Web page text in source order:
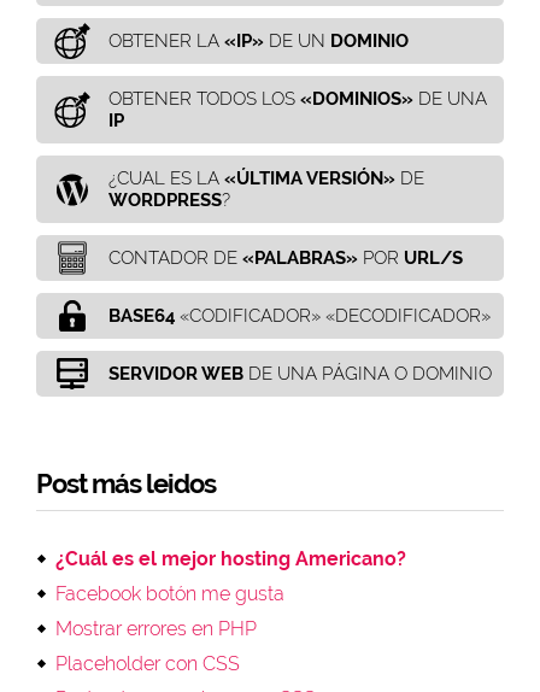
OBTENER LA «IP» DE UN DOMINIO
OBTENER TODOS LOS «DOMINIOS» DE UNA
IP
¿CUAL ES LA «ÚLTIMA VERSIÓN» DE
WORDPRESS?
CONTADOR DE «PALABRAS» POR URL/S
BASE64 «CODIFICADOR» «DECODIFICADOR»
SERVIDOR WEB DE UNA PÁGINA O DOMINIO
Post más leidos
¿Cuál es el mejor hosting Americano?
Facebook botón me gusta
Mostrar errores en PHP
Placeholder con CSS